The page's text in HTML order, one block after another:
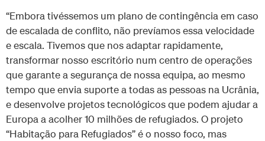
“Embora tivéssemos um plano de contingência em caso
de escalada de conflito, não prevíamos essa velocidade
e escala. Tivemos que nos adaptar rapidamente,
transformar nosso escritório num centro de operações
que garante a segurança de nossa equipa, ao mesmo
tempo que envia suporte a todas as pessoas na Ucrânia,
e desenvolve projetos tecnológicos que podem ajudar a
Europa a acolher 10 milhões de refugiados. O projeto
“Habitação para Refugiados” é o nosso foco, mas